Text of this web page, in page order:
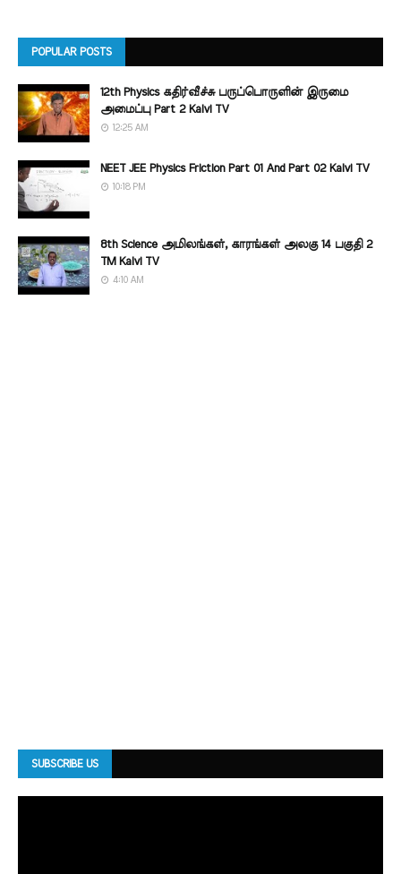
POPULAR POSTS
12th Physics கதிர்வீச்சு பருப்பொருளின் இருமை
அமைப்பு Part 2 Kalvi TV
12:25 AM
NEET JEE Physics Friction Part 01 And Part 02 Kalvi TV
10:18 PM
8th Science அமிலங்கள், காரங்கள் அலகு 14 பகுதி 2
TM Kalvi TV
4:10 AM
SUBSCRIBE US